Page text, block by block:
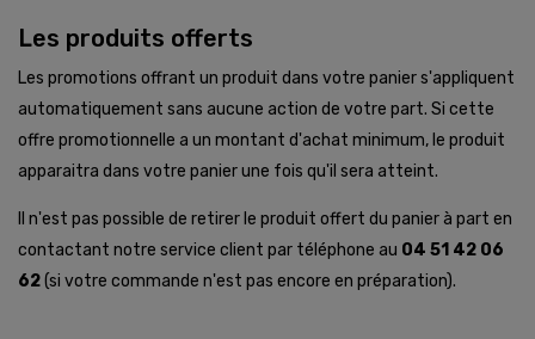
Les produits offerts
Les promotions offrant un produit dans votre panier s'appliquent
automatiquement sans aucune action de votre part. Si cette
offre promotionnelle a un montant d'achat minimum, le produit
apparaitra dans votre panier une fois qu'il sera atteint.
Il n'est pas possible de retirer le produit offert du panier à part en
contactant notre service client par téléphone au 04 51 42 06
62(si votre commande n'est pas encore en préparation).